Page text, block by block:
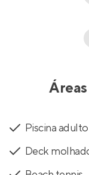
Piscina adulto
Deck